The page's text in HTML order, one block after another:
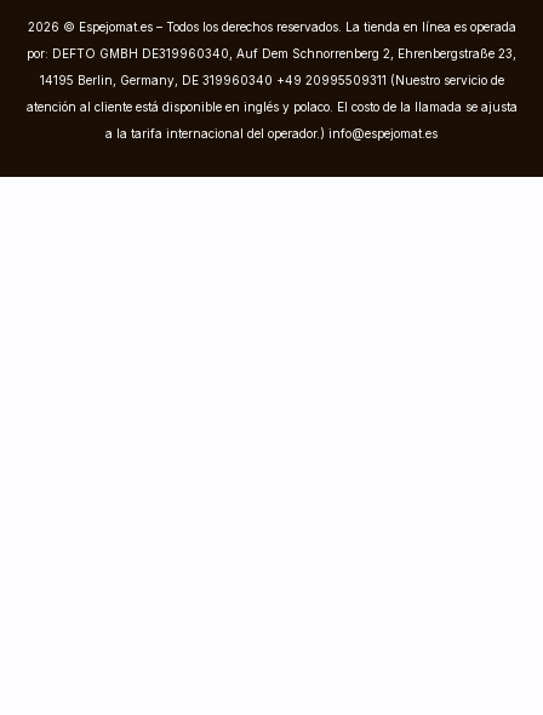
2026 © Espejomat.es – Todos los derechos reservados. La tienda en línea es operada
por: DEFTO GMBH DE319960340, Auf Dem Schnorrenberg 2, Ehrenbergstraße 23,
14195 Berlin, Germany, DE 319960340 +49 20995509311 (Nuestro servicio de
atención al cliente está disponible en inglés y polaco. El costo de la llamada se ajusta
a la tarifa internacional del operador.) info@espejomat.es